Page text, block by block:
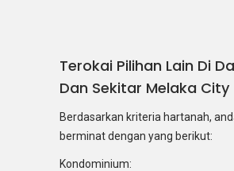
Terokai Pilihan Lain Di
Dan Sekitar Melaka City
Berdasarkan kriteria hartanah,
berminat dengan yang berikut:
Kondominium: